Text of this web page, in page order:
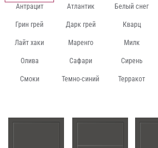
Антрацит Атлантик Белый снег
Грин грей Дарк грей Кварц
Лайт хаки Маренго Милк
Олива Сафари Сирень
Смоки Темно-синий Терракот